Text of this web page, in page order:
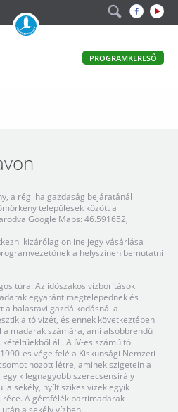
PROGRAMKERESŐ
a régi halgazdaság bejáratánál
települések között a
Google Maps: 46.591652,
kizárólag online jegy vásárlása
a helyszínen bemutatni
túra. Az időszakos vízborítások
egyaránt megtelepednek és
a halastavi gazdálkodásnál a
a tó vizét, és ennek következtében
madarak számára, ami alsóbbrendű
áll. A IV-es számú tó
es vége felé a Kiskunsági Nemzeti
hozott létre, aminek szigetein a
legnagyobb szerecsensirály
a sekély, nyílt szikes vizek egyik
A gémfélék partimadarak
a sekély vízben.